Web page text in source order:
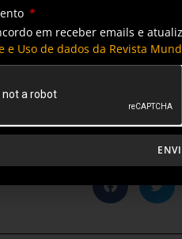
neste caso pela
projetos similares na região,
Stilwell d’Andrade, CEO
de produção
em receber emails e
e Uso de dados da Revista